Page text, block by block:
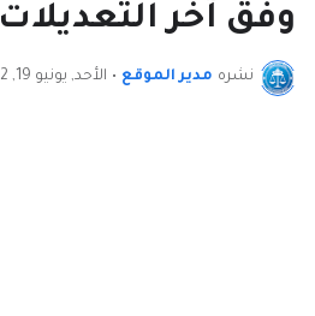
وفق آخر التعديلات 2023
نشره مدير الموقع • الأحد, يونيو 19, 2022